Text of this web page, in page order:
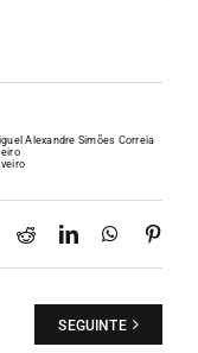
Alexandre Simões Correia
RedditLinkedIn
SEGUINTE